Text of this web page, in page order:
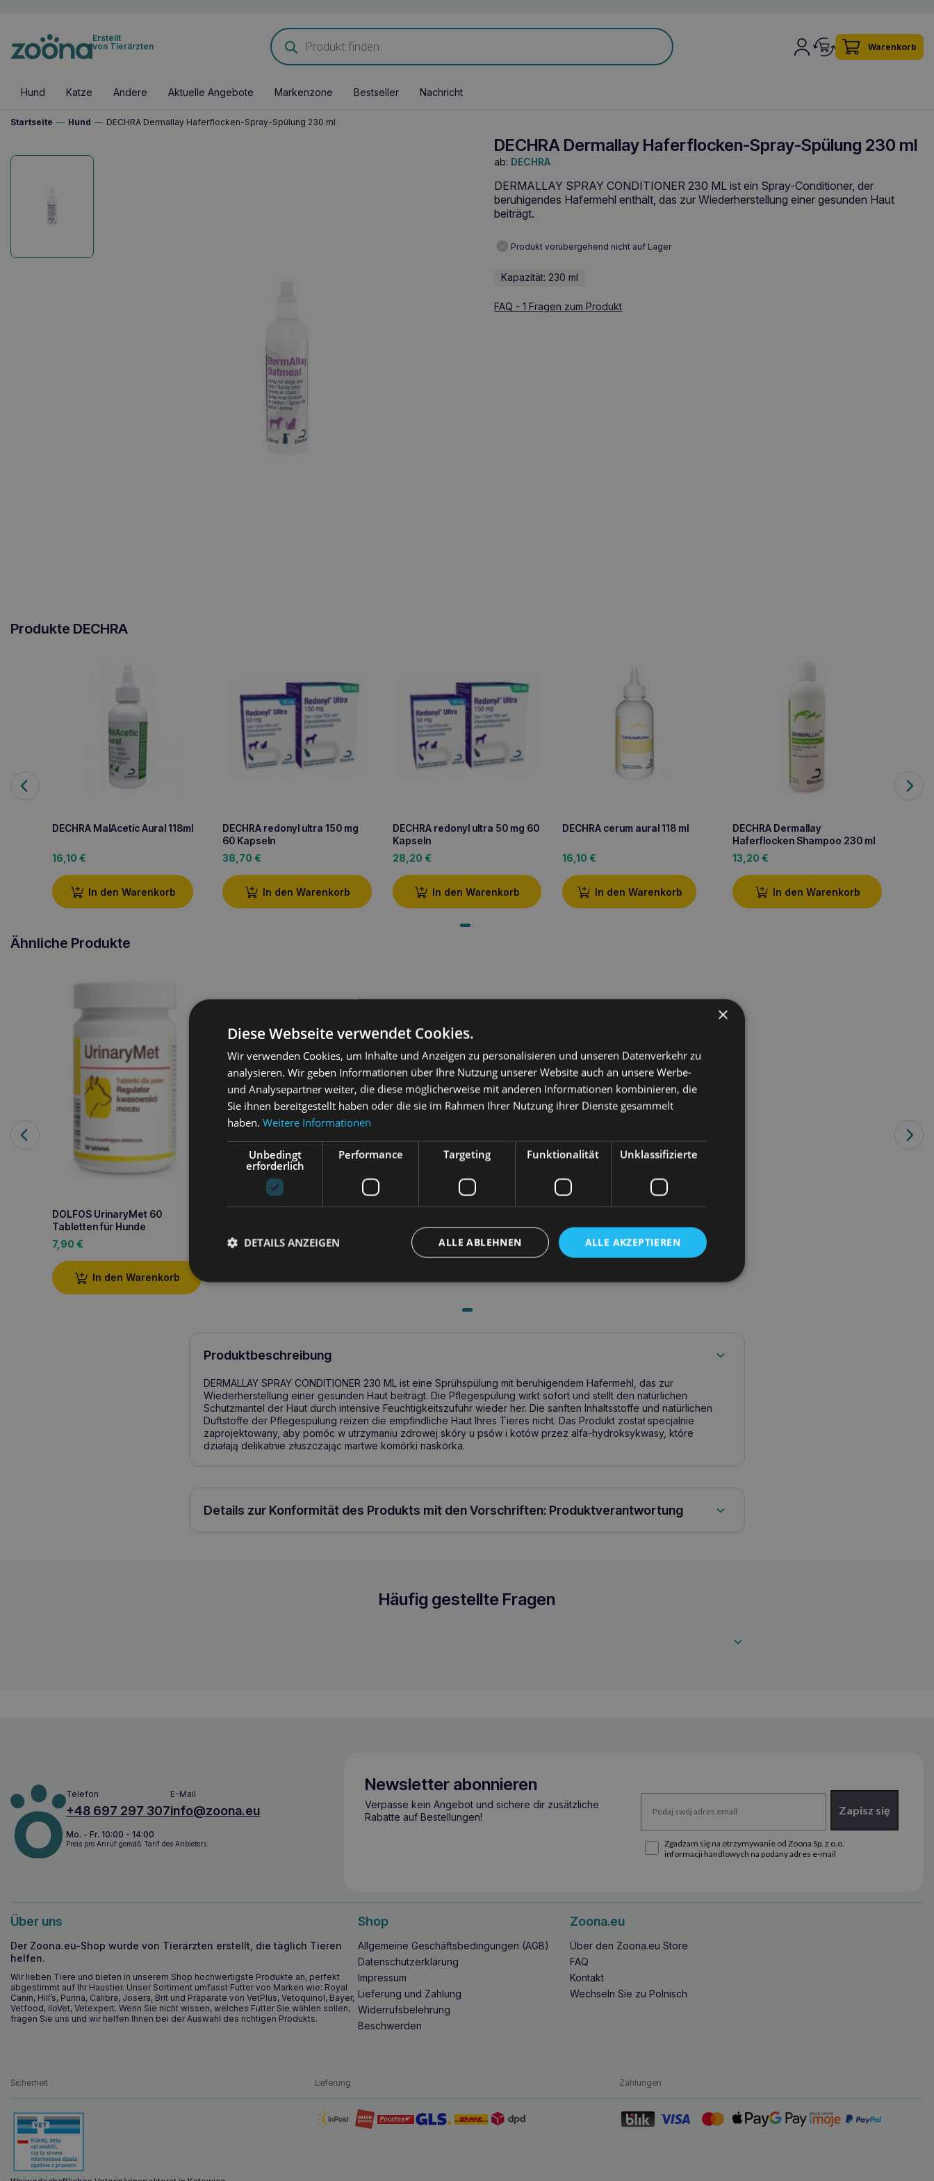
Erstellt
von Tierärzten
Products
search
Warenkorb
Hund Katze Andere Aktuelle Angebote Markenzone Bestseller Nachricht
Startseite — Hund — DECHRA Dermallay Haferflocken-Spray-Spülung 230 ml
DECHRA Dermallay Haferflocken-Spray-Spülung 230 ml
ab: DECHRA
DERMALLAY SPRAY CONDITIONER 230 ML ist ein Spray-Conditioner, der
beruhigendes Hafermehl enthält, das zur Wiederherstellung einer gesunden Haut
beiträgt.
Produkt vorübergehend nicht auf Lager
Kapazität: 230 ml
FAQ - 1 Fragen zum Produkt
Produkte DECHRA
DECHRA MalAcetic Aural 118ml
16,10 €
In den Warenkorb
DECHRA redonyl ultra 150 mg
60 Kapseln
38,70 €
In den Warenkorb
DECHRA redonyl ultra 50 mg 60
Kapseln
28,20 €
In den Warenkorb
DECHRA cerum aural 118 ml
16,10 €
In den Warenkorb
DECHRA Dermallay
Haferflocken Shampoo 230 ml
13,20 €
In den Warenkorb
Ähnliche Produkte
DOLFOS UrinaryMet 60
Tabletten für Hunde
7,90 €
In den Warenkorb
Produktbeschreibung
DERMALLAY SPRAY CONDITIONER 230 ML ist eine Sprühspülung mit beruhigendem Hafermehl, das zur
Wiederherstellung einer gesunden Haut beiträgt. Die Pflegespülung wirkt sofort und stellt den natürlichen
Schutzmantel der Haut durch intensive Feuchtigkeitszufuhr wieder her. Die sanften Inhaltsstoffe und natürlichen
Duftstoffe der Pflegespülung reizen die empfindliche Haut Ihres Tieres nicht. Das Produkt został specjalnie
zaprojektowany, aby pomóc w utrzymaniu zdrowej skóry u psów i kotów przez alfa-hydroksykwasy, które
działają delikatnie złuszczając martwe komórki naskórka.
Details zur Konformität des Produkts mit den Vorschriften: Produktverantwortung
DECHRA Dermallay Haferflocken-Spray-Spülung 230 mlHäufig gestellte Fragen
Telefon
+48 697 297 307
E-Mail
info@zoona.eu
Mo. - Fr. 10:00 - 14:00
Preis pro Anruf gemäß Tarif des Anbieters.
Newsletter abonnieren
Verpasse kein Angebot und sichere dir zusätzliche
Rabatte auf Bestellungen!
Zapisz się
Zgadzam się na otrzymywanie od Zoona Sp. z o.o.
informacji handlowych na podany adres e-mail
Über uns
Der Zoona.eu-Shop wurde von Tierärzten erstellt, die täglich Tieren
helfen.
Wir lieben Tiere und bieten in unserem Shop hochwertigste Produkte an, perfekt
abgestimmt auf Ihr Haustier. Unser Sortiment umfasst Futter von Marken wie: Royal
Canin, Hill’s, Purina, Calibra, Josera, Brit und Präparate von VetPlus, Vetoquinol, Bayer,
Vetfood, iloVet, Vetexpert. Wenn Sie nicht wissen, welches Futter Sie wählen sollen,
fragen Sie uns und wir helfen Ihnen bei der Auswahl des richtigen Produkts.
Shop
Allgemeine Geschäftsbedingungen (AGB)
Datenschutzerklärung
Impressum
Lieferung und Zahlung
Widerrufsbelehrung
Beschwerden
Zoona.eu
Über den Zoona.eu Store
FAQ
Kontakt
Wechseln Sie zu Polnisch
Sicherheit Lieferung Zahlungen
×
Diese Webseite verwendet Cookies.
Wir verwenden Cookies, um Inhalte und Anzeigen zu personalisieren und unseren Datenverkehr zu
analysieren. Wir geben Informationen über Ihre Nutzung unserer Website auch an unsere Werbe-
und Analysepartner weiter, die diese möglicherweise mit anderen Informationen kombinieren, die
Sie ihnen bereitgestellt haben oder die sie im Rahmen Ihrer Nutzung ihrer Dienste gesammelt
haben. Weitere Informationen
Unbedingt
erforderlich
Performance Targeting Funktionalität Unklassifizierte
ALLE AKZEPTIEREN
ALLE ABLEHNEN
DETAILS ANZEIGEN